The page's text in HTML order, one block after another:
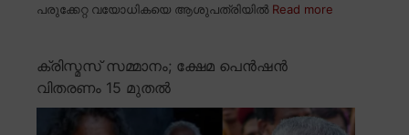
പരുക്കേറ്റ വയോധികയെ ആശുപത്രിയിൽ Read more
ക്രിസ്മസ് സമ്മാനം; ക്ഷേമ പെൻഷൻ
വിതരണം 15 മുതൽ